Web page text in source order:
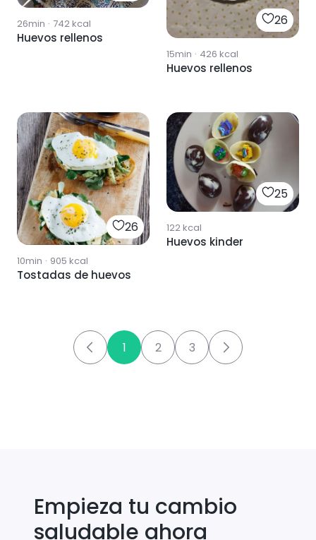
26min · 742kcal
Huevos rellenos
26
15min · 426 kcal
Huevos rellenos
26
10min · 905 kcal
Tostadas de huevos
25
122kcal
Huevos kinder
1 2 3
Empieza tu cambio
saludable ahora